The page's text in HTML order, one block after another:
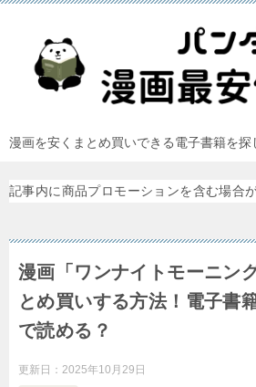
漫画を安くまとめ買いできる電子書籍を
記事内に商品プロモーションを含む場合
漫画「ワンナイトモーニン
とめ買いする方法！電子書
で読める？
更新日： 2025年10月29日